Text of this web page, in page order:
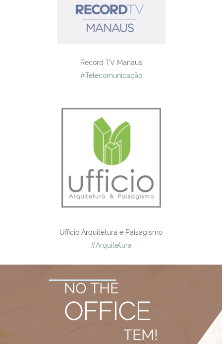
Record TV Manaus
#Telecomunicação
Ufficio Arquitetura e Paisagismo
#Arquitetura
NO THE
OFFICE
TEM!